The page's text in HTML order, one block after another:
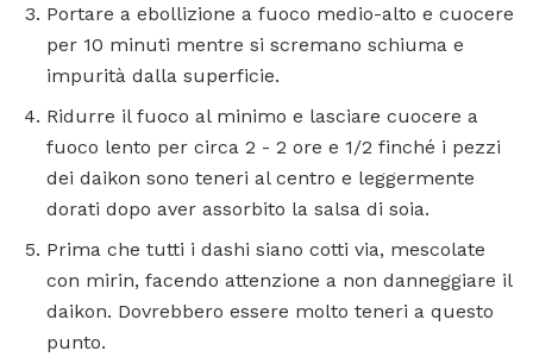
Portare a ebollizione a fuoco medio-alto e cuocere
per 10 minuti mentre si scremano schiuma e
impurità dalla superficie.
Ridurre il fuoco al minimo e lasciare cuocere a
fuoco lento per circa 2 - 2 ore e 1/2 finché i pezzi
dei daikon sono teneri al centro e leggermente
dorati dopo aver assorbito la salsa di soia.
Prima che tutti i dashi siano cotti via, mescolate
con mirin, facendo attenzione a non danneggiare il
daikon. Dovrebbero essere molto teneri a questo
punto.